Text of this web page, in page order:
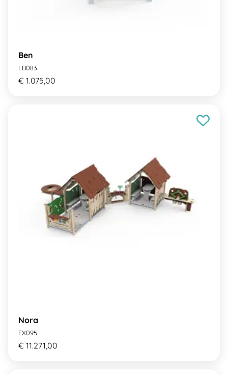
Ben
LB083
€ 1.075,00
Nora
EX095
€ 11.271,00